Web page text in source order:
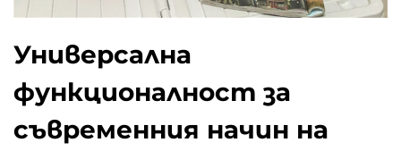
Универсална
функционалност за
съвременния начин на